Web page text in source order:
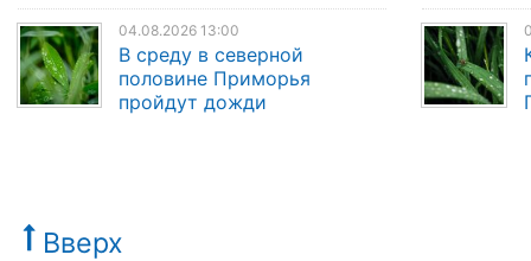
04.08.2026 13:00
В среду в северной
половине Приморья
пройдут дожди
Вверх